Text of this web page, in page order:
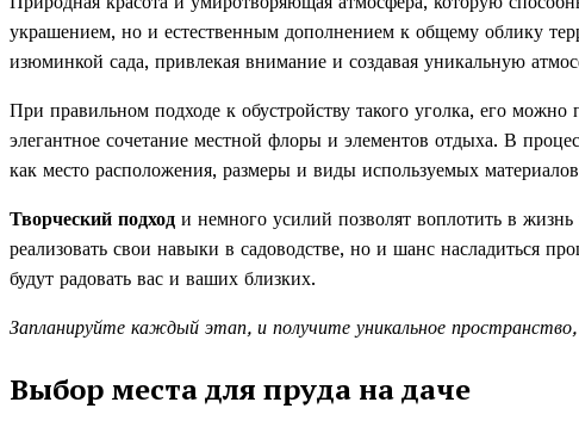
украшением, но и естественным дополнением к общему облику
изюминкой сада, привлекая внимание и создавая уникальную
При правильном подходе к обустройству такого уголка, его
элегантное сочетание местной флоры и элементов отдыха. В
как место расположения, размеры и виды используемых
Творческий подход и немного усилий позволят воплотить в
реализовать свои навыки в садоводстве, но и шанс насладиться
будут радовать вас и ваших близких.
Запланируйте каждый этап, и получите уникальное
Выбор места для пруда на даче